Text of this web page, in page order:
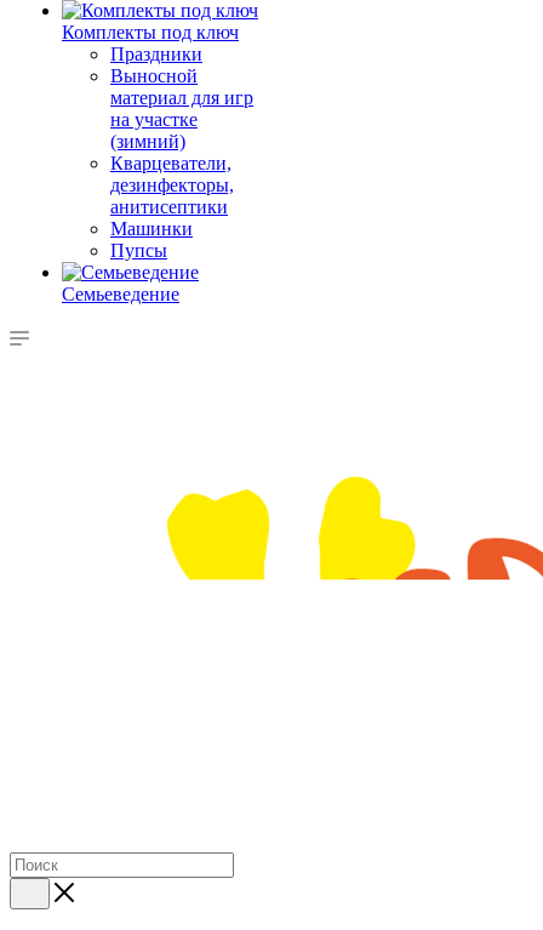
Комплекты под ключ
Праздники
Выносной
материал для игр
на участке
(зимний)
Кварцеватели,
дезинфекторы,
анитисептики
Машинки
Пупсы
Семьеведение